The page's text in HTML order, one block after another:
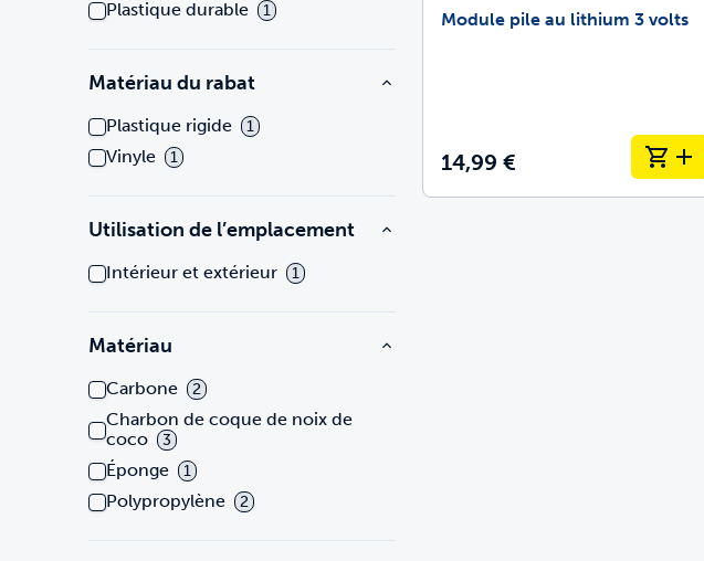
Plastique durable 1
Matériau du rabat
Plastique rigide 1
Vinyle 1
Utilisation de l’emplacement
Intérieur et extérieur 1
Matériau
Carbone 2
Charbon de coque de noix de
coco
3
Éponge 1
Polypropylène 2
Module pile au lithium 3 volts
14,99 €